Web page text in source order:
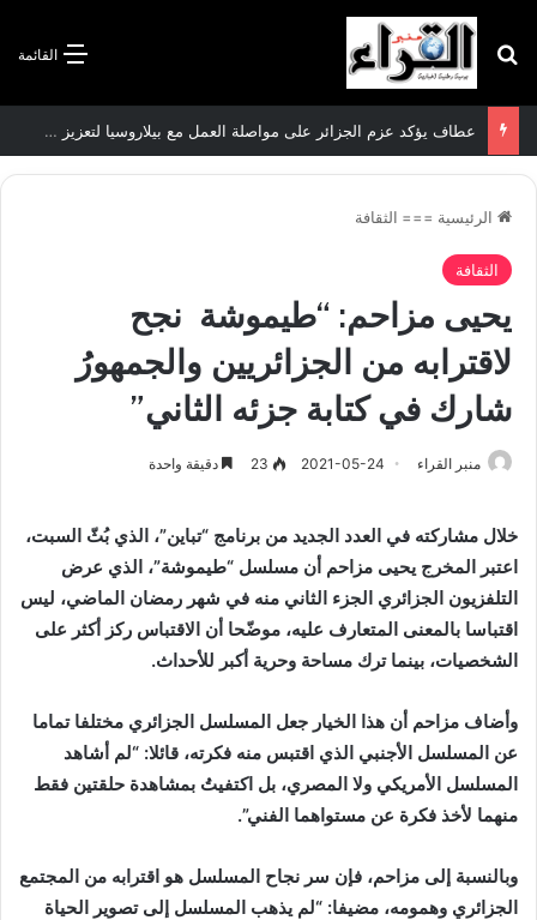
القائمة بحث عن
عطاف يؤكد عزم الجزائر على مواصلة العمل مع بيلاروسيا لتعزيز العلاقات الثنائية
الرئيسية === الثقافة
الثقافة
يحيى مزاحم: “طيموشة نجح
لاقترابه من الجزائريين والجمهورُ
شارك في كتابة جزئه الثاني”
منبر القراء 2021-05-24
23 دقيقة واحدة
خلال مشاركته في العدد الجديد من برنامج “تباين”، الذي بُثّ السبت،
اعتبر المخرج يحيى مزاحم أن مسلسل “طيموشة”، الذي عرض
التلفزيون الجزائري الجزء الثاني منه في شهر رمضان الماضي، ليس
اقتباسا بالمعنى المتعارف عليه، موضّحا أن الاقتباس ركز أكثر على
الشخصيات، بينما ترك مساحة وحرية أكبر للأحداث.
وأضاف مزاحم أن هذا الخيار جعل المسلسل الجزائري مختلفا تماما
عن المسلسل الأجنبي الذي اقتبس منه فكرته، قائلا: “لم أشاهد
المسلسل الأمريكي ولا المصري، بل اكتفيتُ بمشاهدة حلقتين فقط
منهما لأخذ فكرة عن مستواهما الفني”.
وبالنسبة إلى مزاحم، فإن سر نجاح المسلسل هو اقترابه من المجتمع
الجزائري وهمومه، مضيفا: “لم يذهب المسلسل إلى تصوير الحياة